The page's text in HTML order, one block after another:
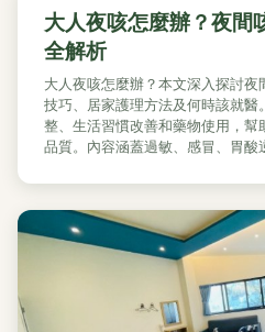
大人夜咳怎麼辦？夜間
全解析
大人夜咳怎麼辦？本文深入探討
技巧、居家護理方法及何時該就
整、生活習慣改善和藥物使用，
品質。內容涵蓋過敏、感冒、胃酸